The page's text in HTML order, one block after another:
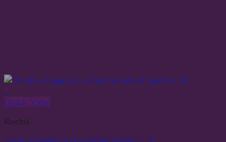
Quick View
Rochii
Rochie eleganta cu efect metalizat marime M